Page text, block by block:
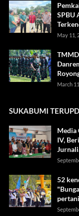
SPBU
May 11,
March
SUKABUMI
Media
IV,
52